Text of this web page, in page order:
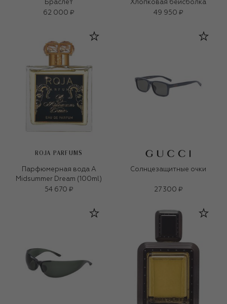
Браслет
62 000 ₽
Хлопковая бейсболка
49 950 ₽
ROJA PARFUMS
Парфюмерная вода A
Midsummer Dream (100ml)
54 670 ₽
Солнцезащитные очки
27 300 ₽